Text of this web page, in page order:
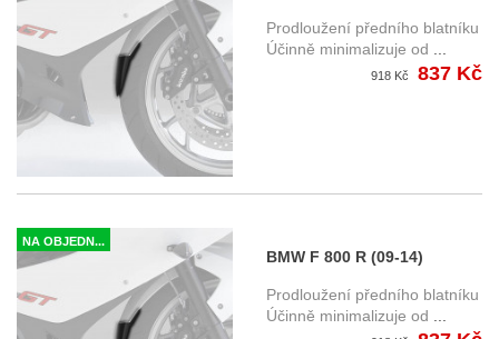
prodloužení předního
blatníku
Prodloužení předního blatníku
Účinně minimalizuje od
918 Kč 837 Kč
NA OBJEDN...
BMW F 800 R (09-14)
prodloužení předního
blatníku
Prodloužení předního blatníku
Účinně minimalizuje od